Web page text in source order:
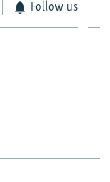
Follow us